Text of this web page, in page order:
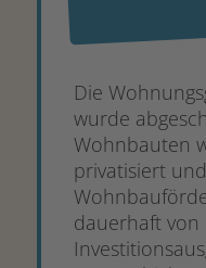
Die
wurde
Wohnbauten
privatisiert und
dauerhaft von